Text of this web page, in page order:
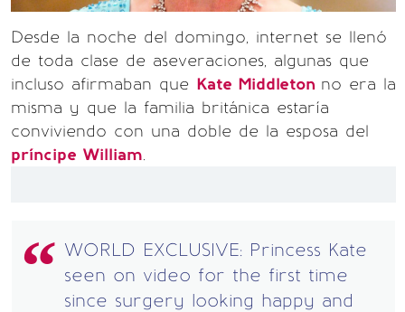
Desde la noche del domingo, internet se llenó
de toda clase de aseveraciones, algunas que
incluso afirmaban que Kate Middleton no era la
misma y que la familia británica estaría
conviviendo con una doble de la esposa del
príncipe William.
WORLD EXCLUSIVE: Princess Kate
seen on video for the first time
since surgery looking happy and